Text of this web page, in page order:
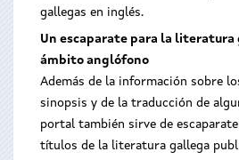
gallegas en inglés.
Un escaparate para la literatura
ámbito anglófono
Además de la información sobre
sinopsis y de la traducción de
portal también sirve de
títulos de la literatura gallega